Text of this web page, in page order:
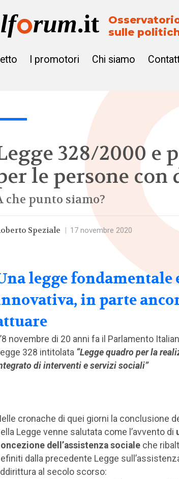
sulle
I promotori Chi siamo
328/2000 e
le persone con
che punto siamo?
Speziale 17 novembre 2020
legge fondamentale
in parte
novembre di 20 anni fa il Parlamento
328 intitolata “Legge quadro per la
di interventi e servizi sociali”
cronache di quei giorni la conclusione
Legge venne salutata come l’avvento di
dell’assistenza socialeche
dalla precedente Legge
al secolo scorso: